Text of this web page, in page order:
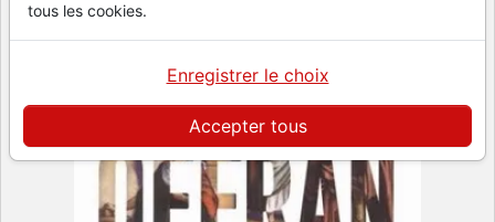
tous les cookies.
Accepter tous
Enregistrer le choix